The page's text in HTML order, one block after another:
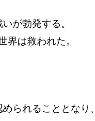
が勃発する。
界は救われた。
られることとなり、